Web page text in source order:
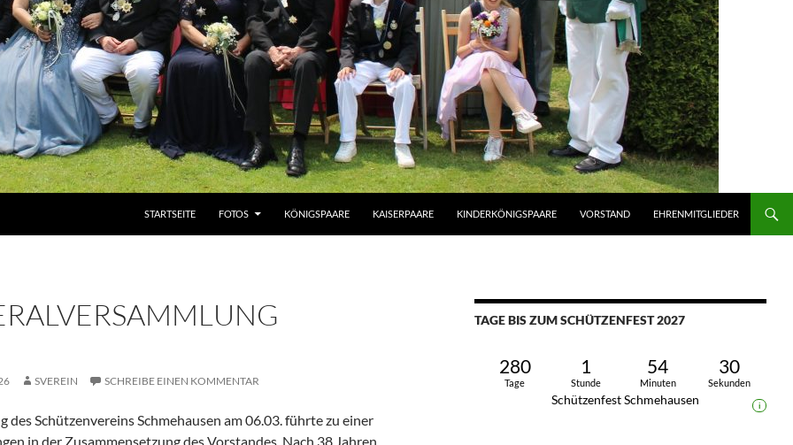
STARTSEITE
FOTOS KÖNIGSPAARE KAISERPAARE KINDERKÖNIGSPAARE VORSTAND EHRENMITGLIEDER
SVEREIN SCHREIBE EINEN KOMMENTAR
des Schützenvereins Schmehausen am 06.03. führte zu einer
in der Zusammensetzung des Vorstandes. Nach 38 Jahren
TAGE BIS ZUM SCHÜTZENFEST 2027
280
Tage
1
Stunde
54
Minuten
29
Sekunden
Schützenfest Schmehausen i